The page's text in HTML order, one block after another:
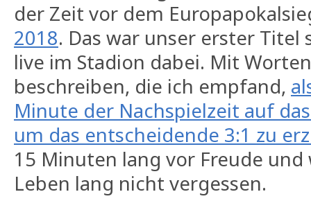
der Zeit vor dem
2018. Das war unser erster Titel
live im Stadion dabei. Mit
beschreiben, die ich empfand,
Minute der Nachspielzeit auf
um das entscheidende 3:1 zu
15 Minuten lang vor Freude
Leben lang nicht vergessen.